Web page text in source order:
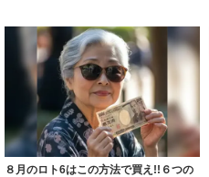
８月のロト6はこの方法で買え!!６つの